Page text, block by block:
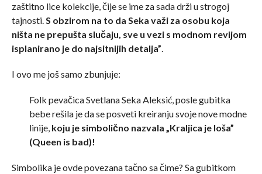
zaštitno lice kolekcije, čije se ime za sada drži u strogoj
tajnosti.S obzirom na to da Seka važi za osobu koja
ništa ne prepušta slučaju, sve u vezi s modnom revijom
isplanirano je do najsitnijih detalja”.
I ovo me još samo zbunjuje:
Folk pevačica Svetlana Seka Aleksić, posle gubitka
bebe rešila je da se posveti kreiranju svoje nove modne
linije,koju je simbolično nazvala „Kraljica je loša”
(Queen is bad)!
Simbolika je ovde povezana tačno sa čime? Sa gubitkom